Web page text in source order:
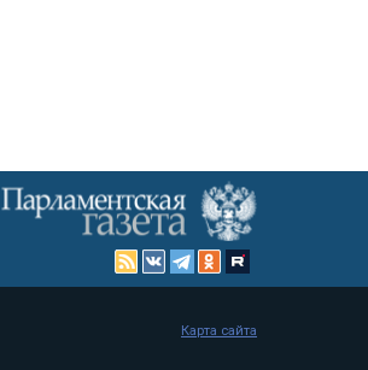
Карта сайта